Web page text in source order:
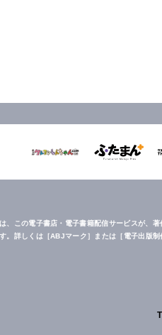
、この電子書店・電子書籍配信サービスが、
。詳しくは［ABJマーク］または［電子出版制